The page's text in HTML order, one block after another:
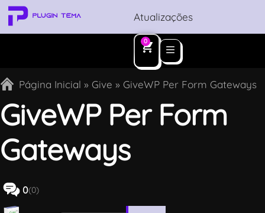
Atualizações
0
Página Inicial » Give » GiveWP Per Form Gateways
GiveWP Per Form
Gateways
0(0)